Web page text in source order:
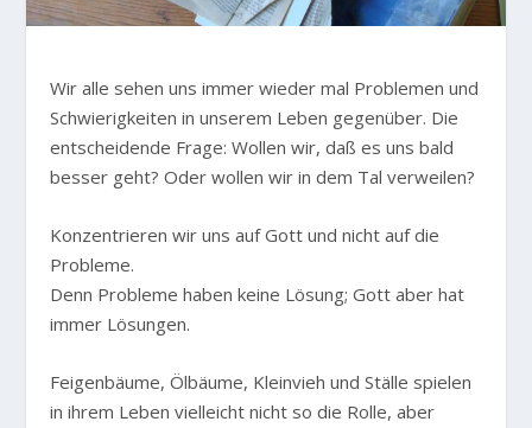
Wir alle sehen uns immer wieder mal Problemen und
Schwierigkeiten in unserem Leben gegenüber. Die
entscheidende Frage: Wollen wir, daß es uns bald
besser geht? Oder wollen wir in dem Tal verweilen?
Konzentrieren wir uns auf Gott und nicht auf die
Probleme.
Denn Probleme haben keine Lösung; Gott aber hat
immer Lösungen.
Feigenbäume, Ölbäume, Kleinvieh und Ställe spielen
in ihrem Leben vielleicht nicht so die Rolle, aber